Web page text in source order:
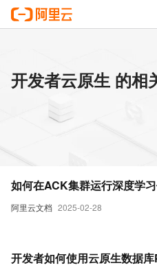
开发者云原生 的相
阿里云文档 2025-02-28
如何在ACK集群运行深度学
开发者如何使用云原生数据